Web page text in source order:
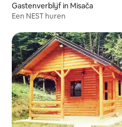
Gastenverblijf in Misača
Een NEST huren